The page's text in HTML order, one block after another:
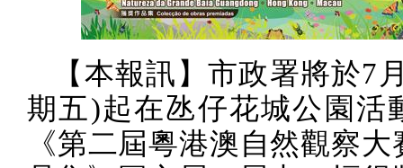
【本報訊】市政署將於7
期五)起在氹仔花城公園活
《第二屆粵港澳自然觀察